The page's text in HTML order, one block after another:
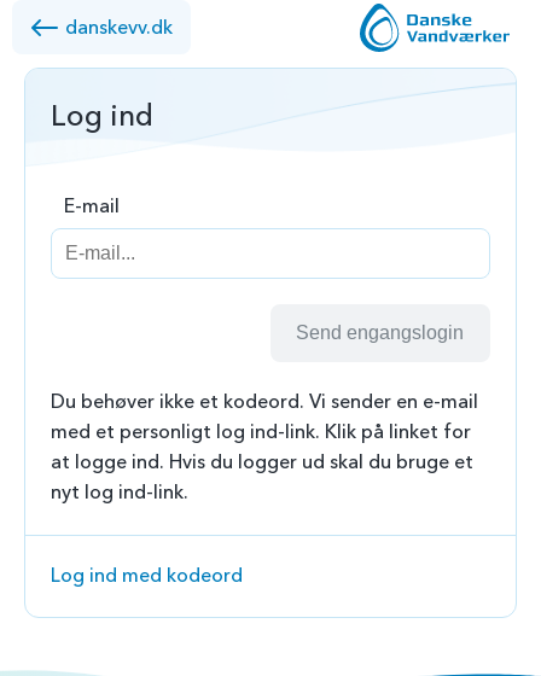
danskevv.dk
Log ind
E-mail
Send engangslogin
Du behøver ikke et kodeord. Vi sender en e-mail
med et personligt log ind-link. Klik på linket for
at logge ind. Hvis du logger ud skal du bruge et
nyt log ind-link.
Log ind med kodeord